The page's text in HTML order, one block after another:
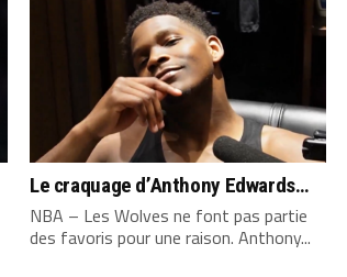
Le craquage d’Anthony Edwards…
NBA – Les Wolves ne font pas partie
des favoris pour une raison. Anthony...